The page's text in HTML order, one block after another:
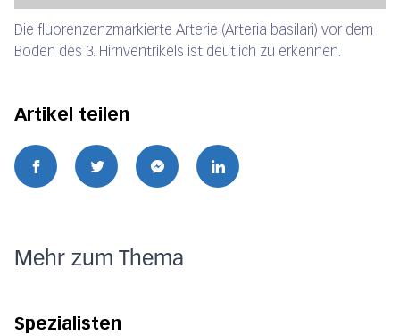
Die fluorenzenzmarkierte Arterie (Arteria basilari) vor dem
Boden des 3. Hirnventrikels ist deutlich zu erkennen.
Artikel teilen
Mehr zum Thema
Spezialisten